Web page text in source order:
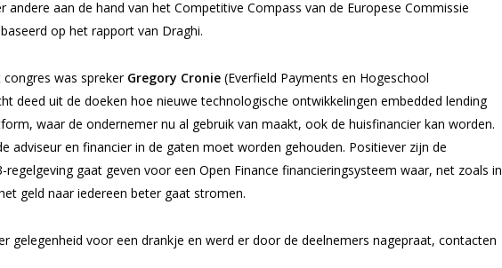
andere aan de hand van het Competitive Compass van de Europese Commissie
op het rapport van Draghi.
was spreker Gregory Cronie (Everfield Payments en Hogeschool
deed uit de doeken hoe nieuwe technologische ontwikkelingen embedded lending
waar de ondernemer nu al gebruik van maakt, ook de huisfinancier kan worden.
adviseur en financier in de gaten moet worden gehouden. Positiever zijn de
regelgeving gaat geven voor een Open Finance financieringsysteem waar, net zoals in
geld naar iedereen beter gaat stromen.
gelegenheid voor een drankje en werd er door de deelnemers nagepraat, contacten